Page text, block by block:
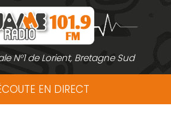
N°1 de Lorient, Bretagne Sud
EN DIRECT